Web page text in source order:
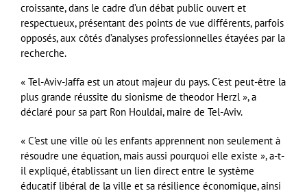
croissante, dans le cadre d’un débat public ouvert et
respectueux, présentant des points de vue différents, parfois
opposés, aux côtés d’analyses professionnelles étayées par la
recherche.
« Tel-Aviv-Jaffa est un atout majeur du pays. C’est peut-être la
plus grande réussite du sionisme de theodor Herzl », a
déclaré pour sa part Ron Houldai, maire de Tel-Aviv.
« C’est une ville où les enfants apprennent non seulement à
résoudre une équation, mais aussi pourquoi elle existe », a-t-
il expliqué, établissant un lien direct entre le système
éducatif libéral de la ville et sa résilience économique, ainsi